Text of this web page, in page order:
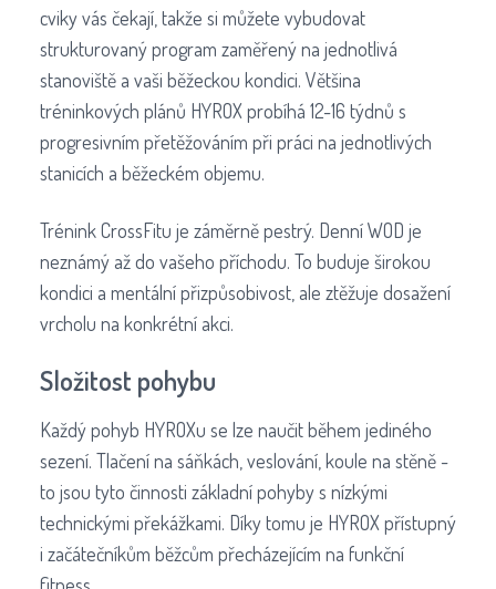
cviky vás čekají, takže si můžete vybudovat
strukturovaný program zaměřený na jednotlivá
stanoviště a vaši běžeckou kondici. Většina
tréninkových plánů HYROX probíhá 12-16 týdnů s
progresivním přetěžováním při práci na jednotlivých
stanicích a běžeckém objemu.
Trénink CrossFitu je záměrně pestrý. Denní WOD je
neznámý až do vašeho příchodu. To buduje širokou
kondici a mentální přizpůsobivost, ale ztěžuje dosažení
vrcholu na konkrétní akci.
Složitost pohybu
Každý pohyb HYROXu se lze naučit během jediného
sezení. Tlačení na sáňkách, veslování, koule na stěně -
to jsou tyto činnosti základní pohyby s nízkými
technickými překážkami. Díky tomu je HYROX přístupný
i začátečníkům běžcům přecházejícím na funkční
fitness.